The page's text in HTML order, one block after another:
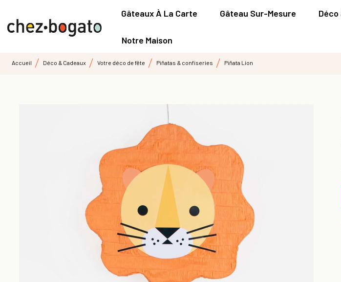
Gâteaux À La Carte Gâteau Sur-Mesure Déco
Notre Maison
Accueil Déco & Cadeaux Votre déco de fête Piñatas & confiseries Piñata Lion